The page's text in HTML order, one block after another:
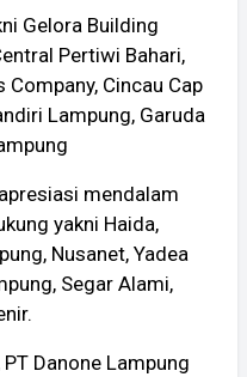
Gelora Building
Pertiwi Bahari,
Cincau Cap
Lampung, Garuda
mendalam
yakni Haida,
Nusanet, Yadea
Segar Alami,
Danone Lampung